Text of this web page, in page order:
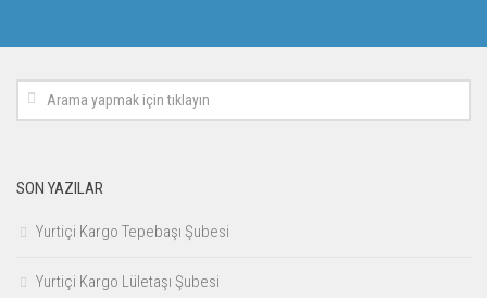
SON YAZILAR
Yurtiçi Kargo Tepebaşı Şubesi
Yurtiçi Kargo Lületaşı Şubesi